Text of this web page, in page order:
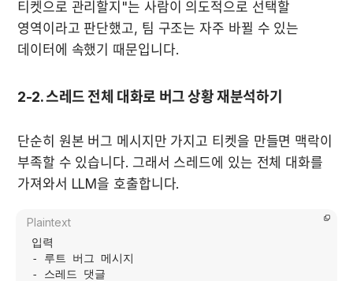
티켓으로 관리할지"는 사람이 의도적으로 선택할
영역이라고 판단했고, 팀 구조는 자주 바뀔 수 있는
데이터에 속했기 때문입니다.
2-2. 스레드 전체 대화로 버그 상황 재분석하기
단순히 원본 버그 메시지만 가지고 티켓을 만들면 맥락이
부족할 수 있습니다. 그래서 스레드에 있는 전체 대화를
가져와서 LLM을 호출합니다.
Plaintext
입력
- 루트 버그 메시지
- 스레드 댓글